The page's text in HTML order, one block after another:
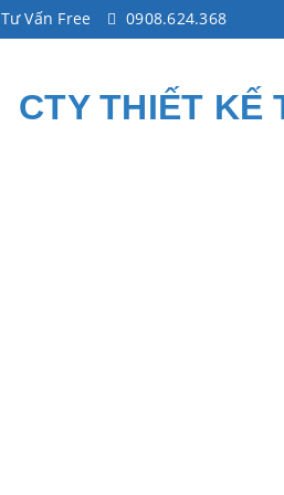
Tư Vấn Free 0908.624.368
CTY THIẾT KẾ